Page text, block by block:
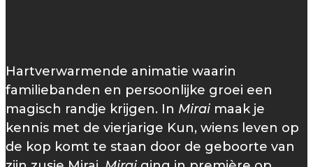
Hartverwarmende animatie waarin
familiebanden en persoonlijke groei een
magisch randje krijgen. In Mirai maak je
kennis met de vierjarige Kun, wiens leven op
de kop komt te staan door de geboorte van